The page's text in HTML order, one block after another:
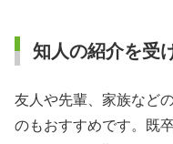
知人の紹介を受
友人や先輩、家族など
のもおすすめです。既